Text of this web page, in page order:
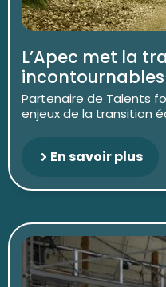
L’Apec met la
incontournables
Partenaire de Talents
enjeux de la transition
En savoir plus